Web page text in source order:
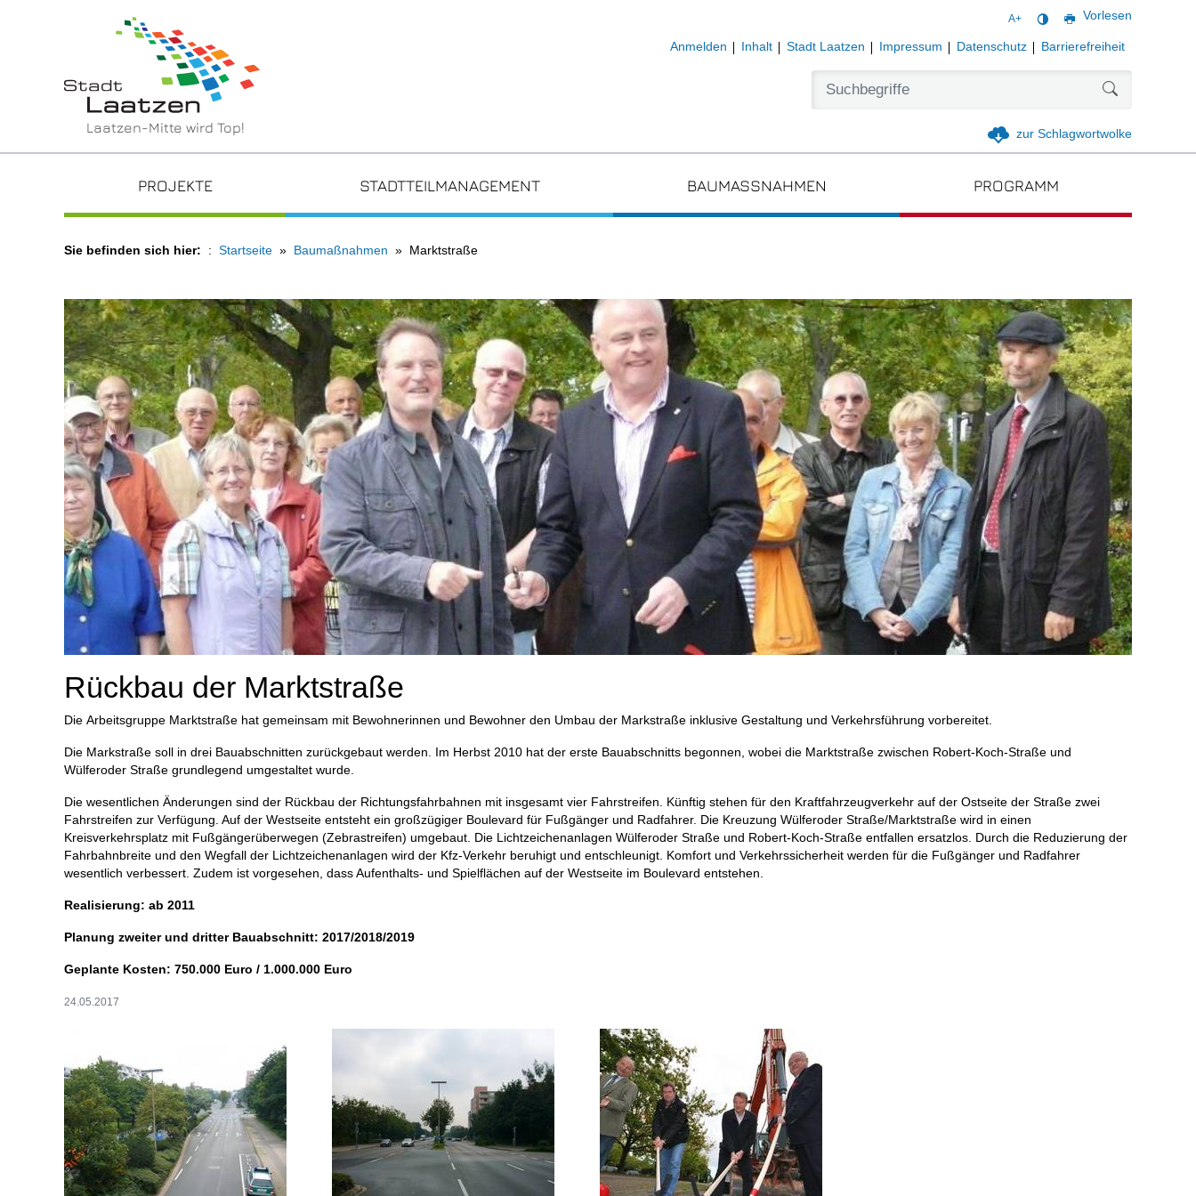
Laatzen-Mitte wird Top!
A+ Vorlesen
Anmelden Inhalt Stadt Laatzen Impressum Datenschutz Barrierefreiheit
zur Schlagwortwolke
PROJEKTE STADTTEILMANAGEMENT BAUMASSNAHMEN PROGRAMM
Sie befinden sich hier: Startseite Baumaßnahmen Marktstraße
Rückbau der Marktstraße
Die Arbeitsgruppe Marktstraße hat gemeinsam mit Bewohnerinnen und Bewohner den Umbau der Markstraße inklusive Gestaltung und Verkehrsführung vorbereitet.
Die Markstraße soll in drei Bauabschnitten zurückgebaut werden. Im Herbst 2010 hat der erste Bauabschnitts begonnen, wobei die Marktstraße zwischen Robert-Koch-Straße und
Wülferoder Straße grundlegend umgestaltet wurde.
Die wesentlichen Änderungen sind der Rückbau der Richtungsfahrbahnen mit insgesamt vier Fahrstreifen. Künftig stehen für den Kraftfahrzeugverkehr auf der Ostseite der Straße zwei
Fahrstreifen zur Verfügung. Auf der Westseite entsteht ein großzügiger Boulevard für Fußgänger und Radfahrer. Die Kreuzung Wülferoder Straße/Marktstraße wird in einen
Kreisverkehrsplatz mit Fußgängerüberwegen (Zebrastreifen) umgebaut. Die Lichtzeichenanlagen Wülferoder Straße und Robert-Koch-Straße entfallen ersatzlos. Durch die Reduzierung der
Fahrbahnbreite und den Wegfall der Lichtzeichenanlagen wird der Kfz-Verkehr beruhigt und entschleunigt. Komfort und Verkehrssicherheit werden für die Fußgänger und Radfahrer
wesentlich verbessert. Zudem ist vorgesehen, dass Aufenthalts- und Spielflächen auf der Westseite im Boulevard entstehen.
Realisierung: ab 2011
Planung zweiter und dritter Bauabschnitt: 2017/2018/2019
Geplante Kosten: 750.000 Euro / 1.000.000 Euro
24.05.2017